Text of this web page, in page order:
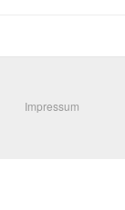
Impressum